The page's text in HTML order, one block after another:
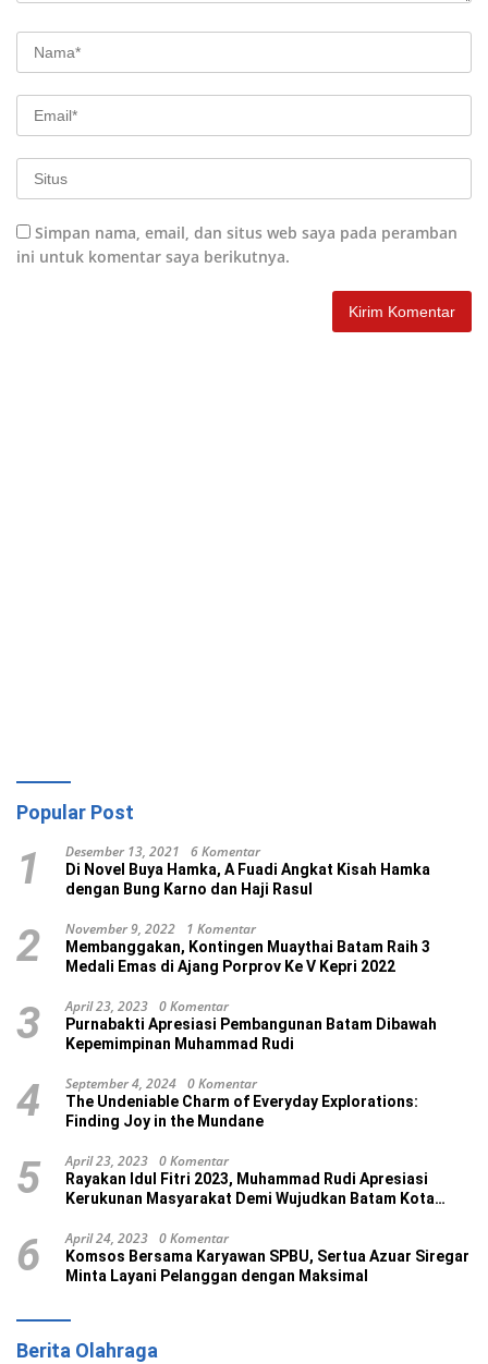
Simpan nama, email, dan situs web saya pada peramban
ini untuk komentar saya berikutnya.
Popular Post
1 Desember 13, 2021 6 Komentar
Di Novel Buya Hamka, A Fuadi Angkat Kisah Hamka
dengan Bung Karno dan Haji Rasul
2 November 9, 2022 1 Komentar
Membanggakan, Kontingen Muaythai Batam Raih 3
Medali Emas di Ajang Porprov Ke V Kepri 2022
3 April 23, 2023 0 Komentar
Purnabakti Apresiasi Pembangunan Batam Dibawah
Kepemimpinan Muhammad Rudi
4 September 4, 2024 0 Komentar
The Undeniable Charm of Everyday Explorations:
Finding Joy in the Mundane
5 April 23, 2023 0 Komentar
Rayakan Idul Fitri 2023, Muhammad Rudi Apresiasi
Kerukunan Masyarakat Demi Wujudkan Batam Kota
6 April 24, 2023 0 Komentar
Komsos Bersama Karyawan SPBU, Sertua Azuar Siregar
Minta Layani Pelanggan dengan Maksimal
Berita Olahraga